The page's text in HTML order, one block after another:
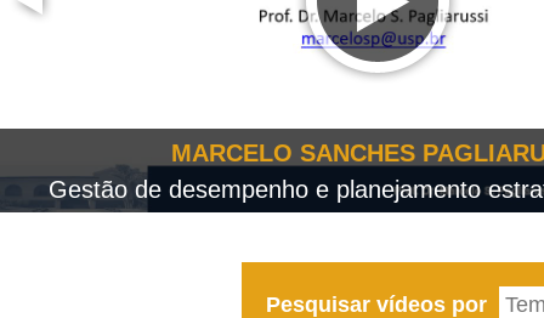
MARCELO SANCHES
Gestão de desempenho e planejamento
Pesquisar vídeos por